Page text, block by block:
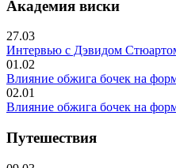
Академия виски
27.03
Интервью с Дэвидом
01.02
Влияние обжига бочек на
02.01
Влияние обжига бочек на
Путешествия